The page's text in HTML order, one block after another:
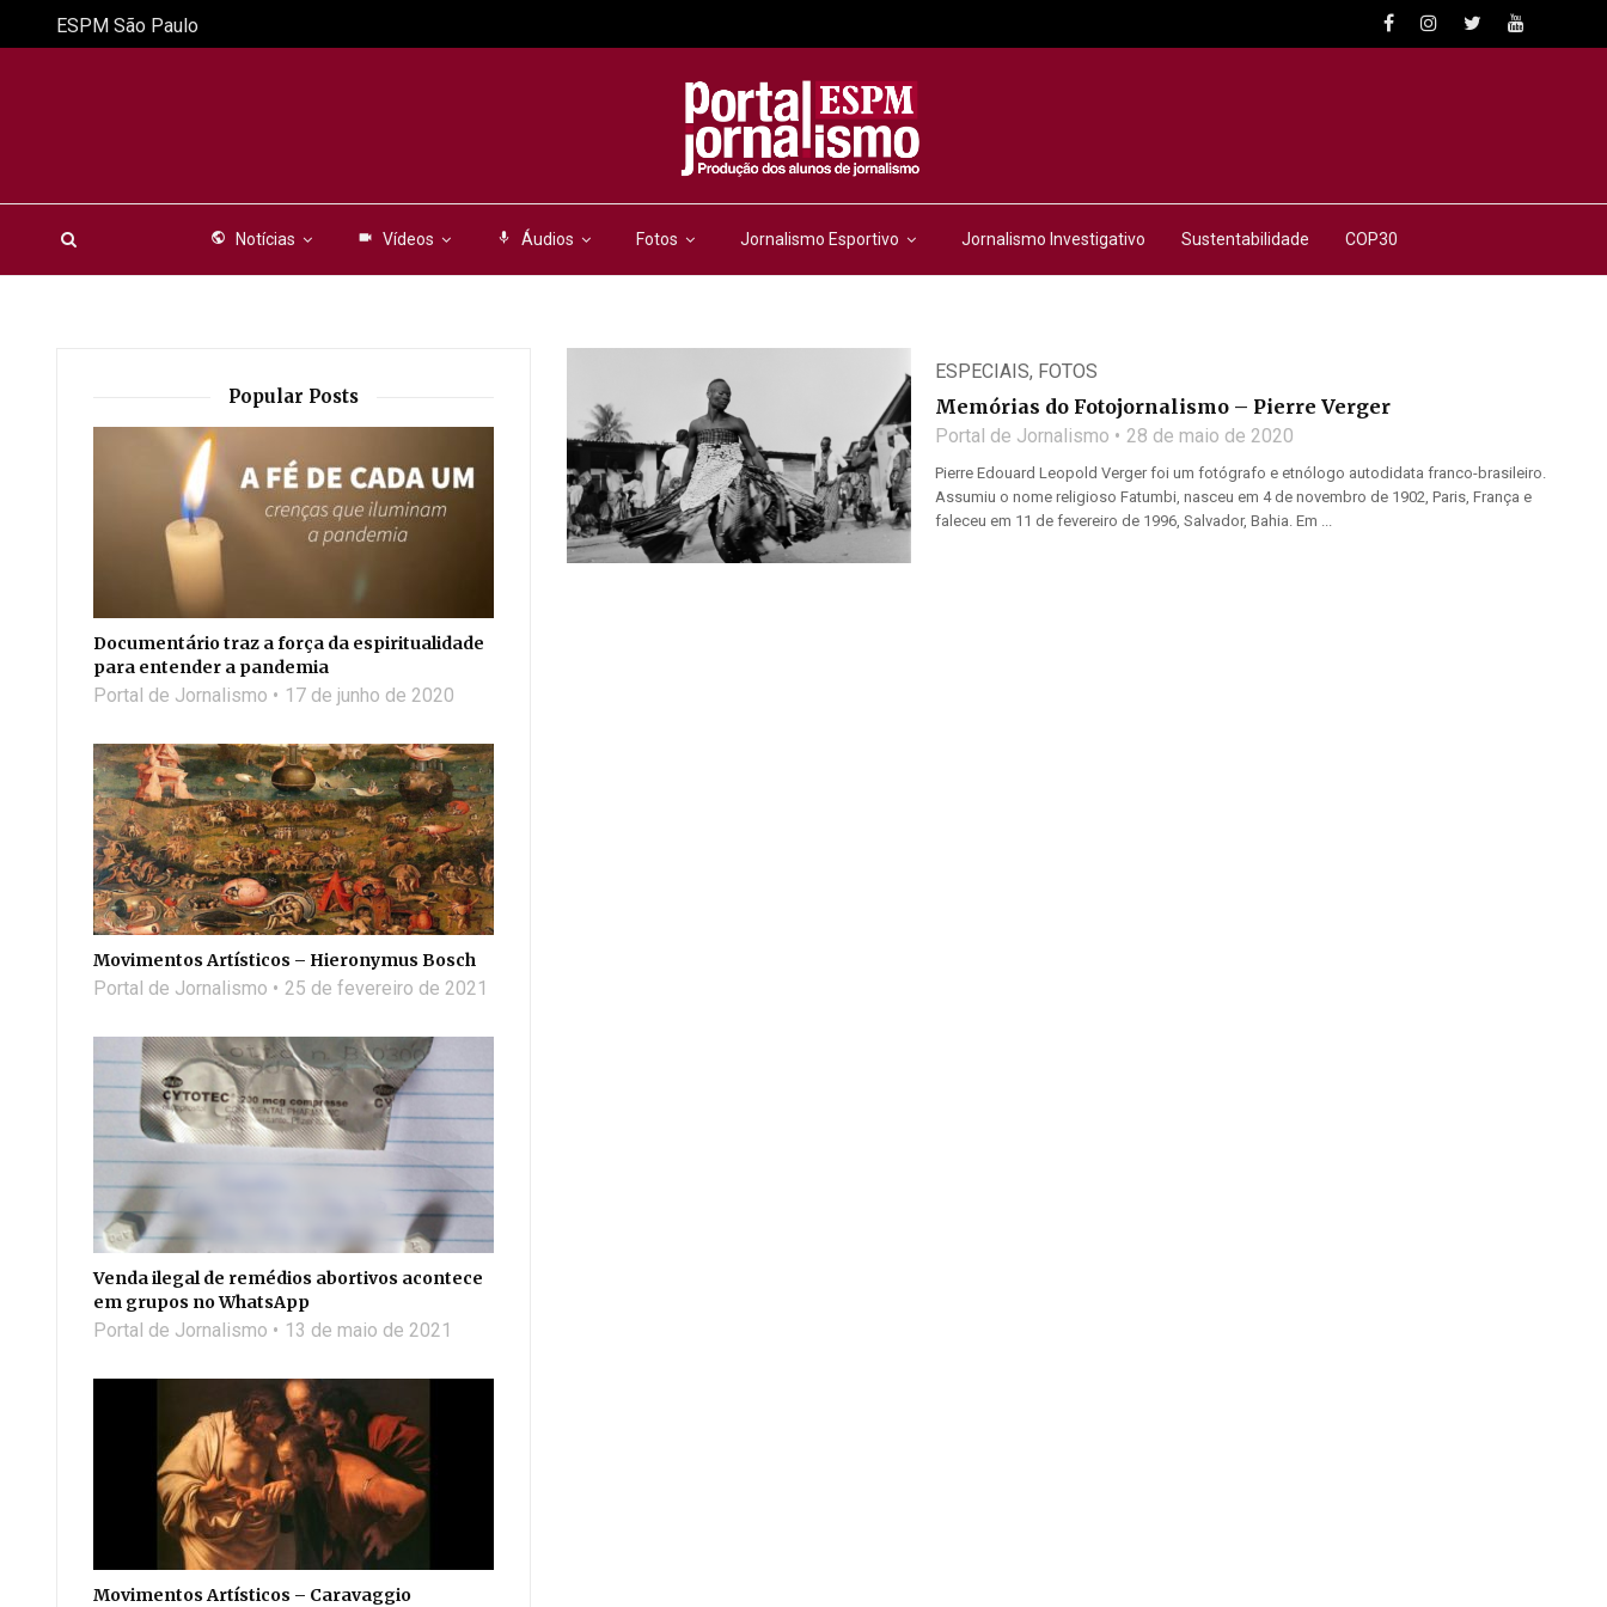
public Notícias videocam Vídeos mic Áudios Fotos Jornalismo Esportivo Jornalismo Investigativo Sustentabilidade COP30
ESPM São Paulo
ESPECIAIS, FOTOS
Memórias do Fotojornalismo – Pierre Verger
Portal de Jornalismo 28 de maio de 2020
Pierre Edouard Leopold Verger foi um fotógrafo e etnólogo autodidata franco-brasileiro.
Assumiu o nome religioso Fatumbi, nasceu em 4 de novembro de 1902, Paris, França e
faleceu em 11 de fevereiro de 1996, Salvador, Bahia. Em ...
Popular Posts
Documentário traz a força da espiritualidade
para entender a pandemia
Portal de Jornalismo 17 de junho de 2020
Movimentos Artísticos – Hieronymus Bosch
Portal de Jornalismo 25 de fevereiro de 2021
Venda ilegal de remédios abortivos acontece
em grupos no WhatsApp
Portal de Jornalismo 13 de maio de 2021
Movimentos Artísticos – Caravaggio